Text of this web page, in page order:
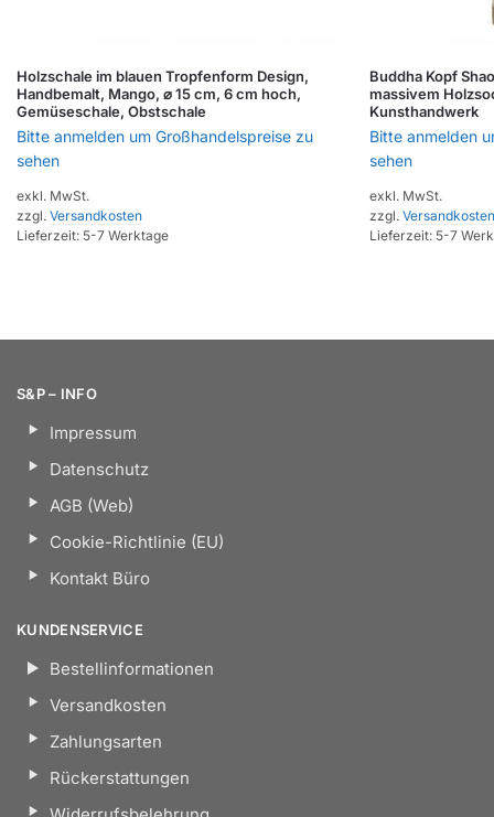
Holzschale im blauen Tropfenform Design,
Handbemalt, Mango, ⌀ 15 cm, 6 cm hoch,
Gemüseschale, Obstschale
Bitte anmelden um Großhandelspreise zu
sehen
exkl. MwSt.
zzgl. Versandkosten
Lieferzeit: 5-7 Werktage
Buddha Kopf
massivem
Kunsthandwerk
Bitte anmelden
sehen
exkl. MwSt.
zzgl. Versandkosten
Lieferzeit: 5-7
S&P – INFO
Impressum
Datenschutz
AGB (Web)
Cookie-Richtlinie (EU)
Kontakt Büro
KUNDENSERVICE
Bestellinformationen
Versandkosten
Zahlungsarten
Rückerstattungen